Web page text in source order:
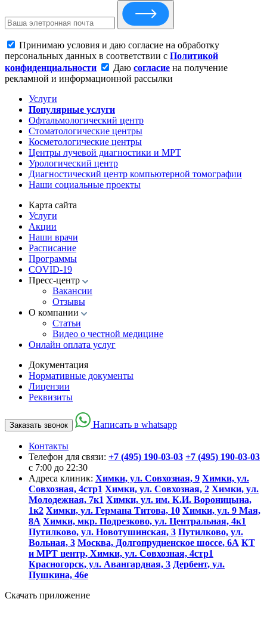
Принимаю условия и даю согласие на обработку
персональных данных в соответствии с Политикой
конфиденциальности
Даю согласие на получение
рекламной и информационной рассылки
Услуги
Популярные услуги
Офтальмологический центр
Стоматологические центры
Косметологические центры
Центры лучевой диагностики и МРТ
Урологический центр
Диагностический центр компьютерной томографии
Наши социальные проекты
Карта сайта
Услуги
Акции
Наши врачи
Расписание
Программы
COVID-19
Пресс-центр
Вакансии
Отзывы
О компании
Статьи
Видео о честной медицине
Онлайн оплата услуг
Документация
Нормативные документы
Лицензии
Реквизиты
Заказать звонок Написать в whatsapp
Контакты
Телефон для связи: +7 (495) 190-03-03 +7 (495) 190-03-03
c 7:00 до 22:30
Адреса клиник: Химки, ул. Совхозная, 9 Химки, ул.
Совхозная, 4стр1 Химки, ул. Совхозная, 2 Химки, ул.
Молодежная, 7к1 Химки, ул. им. К.И. Вороницына,
1к2 Химки, ул. Германа Титова, 10 Химки, ул. 9 Мая,
8А Химки, мкр. Подрезково, ул. Центральная, 4к1
Путилково, ул. Новотушинская, 3 Путилково, ул.
Вольная, 3 Москва, Долгопрудненское шоссе, 6А КТ
и МРТ центр, Химки, ул. Совхозная, 4стр1
Красногорск, ул. Авангардная, 3 Дербент, ул.
Пушкина, 46е
Скачать приложение